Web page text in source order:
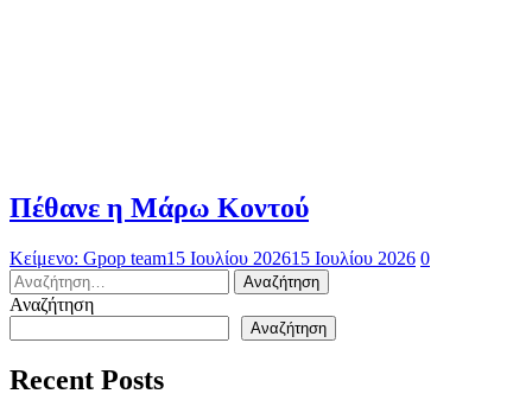
Πέθανε η Μάρω Κοντού
Κείμενο: Gpop team15 Ιουλίου 202615 Ιουλίου 2026 0
Αναζήτηση
για:
Αναζήτηση
Αναζήτηση
Recent Posts